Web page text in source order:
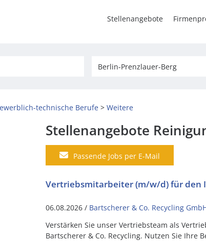
Stellenangebote
technische Berufe Weitere
Stellenangebote
Passende Jobs per E-Mail
Vertriebsmitarbeiter (m/w/d) für den
06.08.2026 / Bartscherer & Co. Recycling
Verstärken Sie unser Vertriebsteam als
Bartscherer & Co. Recycling. Nutzen Sie Ihre